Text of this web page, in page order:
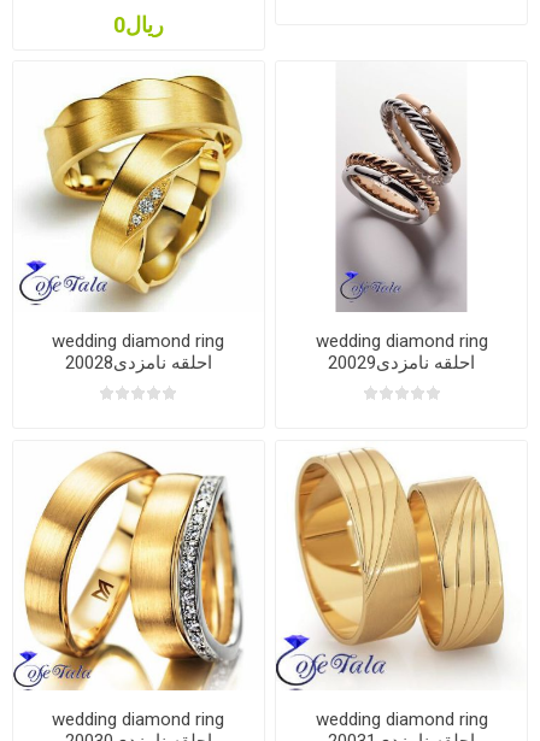
ریال0
wedding diamond ring
20028احلقه نامزدی
wedding diamond ring
20029احلقه نامزدی
wedding diamond ring
wedding diamond ring